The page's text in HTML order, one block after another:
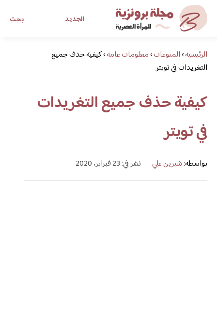
بحث الجديد
مجلة برونزية للفتاة العصريةالرئيسية›المنوعات›معلومات عامة›كيفية حذف جميع
التغريدات في تويتر
كيفية حذف جميع التغريدات
في تويتر
بواسطة:شيرين علي نشر في: 23 فبراير، 2020